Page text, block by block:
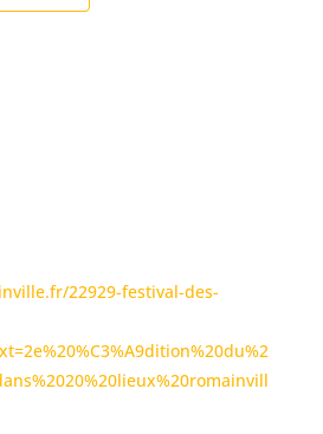
22929-festival-des-